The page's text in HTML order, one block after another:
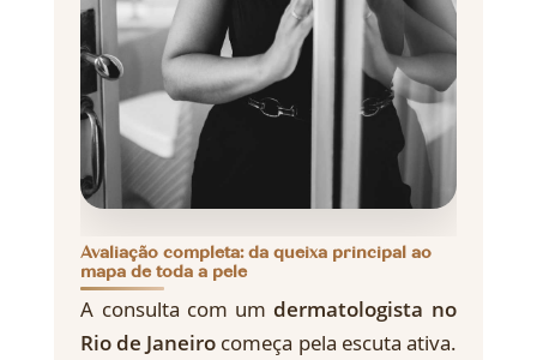
Avaliação completa: da queixa principal ao
mapa de toda a pele
A consulta com umdermatologista no
Rio de Janeiro começa pela escuta ativa.